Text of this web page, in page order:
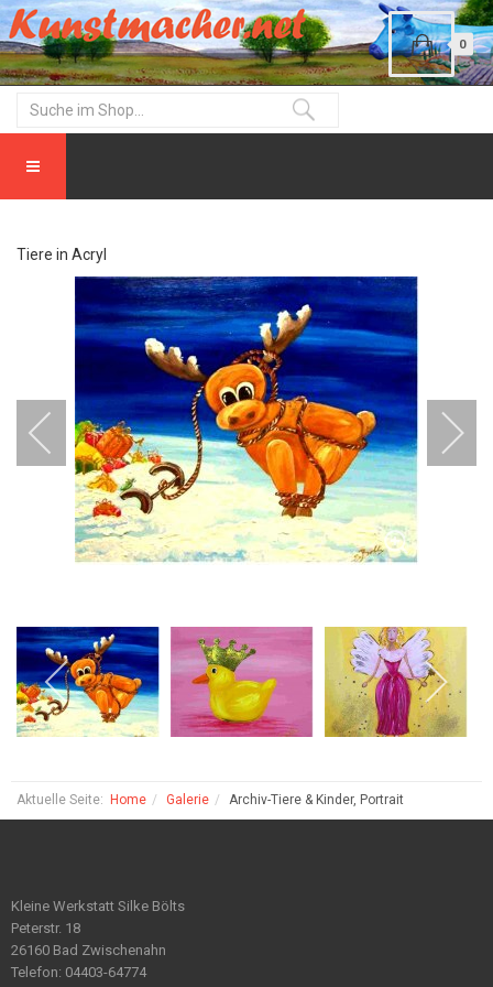
0
Tiere in Acryl
Aktuelle Seite: Home Galerie Archiv-Tiere & Kinder, Portrait
Kleine Werkstatt Silke Bölts
Peterstr. 18
26160 Bad Zwischenahn
Telefon: 04403-64774